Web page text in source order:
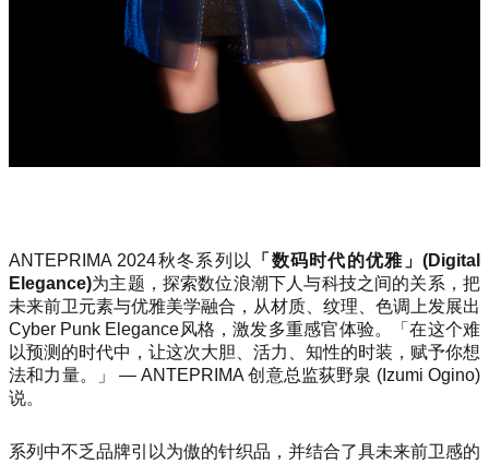
ANTEPRIMA 2024秋冬系列以
「数码时代的优雅」(Digital
Elegance)为主题，探索数位浪潮下人与科技之间的关系，把
未来前卫元素与优雅美学融合，从材质、纹理、色调上发展出
Cyber Punk Elegance风格，激发多重感官体验。「在这个难
以预测的时代中，让这次大胆、活力、知性的时装，赋予你想
法和力量。」 — ANTEPRIMA 创意总监荻野泉 (Izumi Ogino)
说。
系列中不乏品牌引以为傲的针织品，并结合了具未来前卫感的